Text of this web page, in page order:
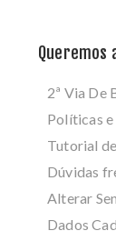
Queremos
2ª Via De
Políticas
Tutorial
Dúvidas
Alterar
Dados